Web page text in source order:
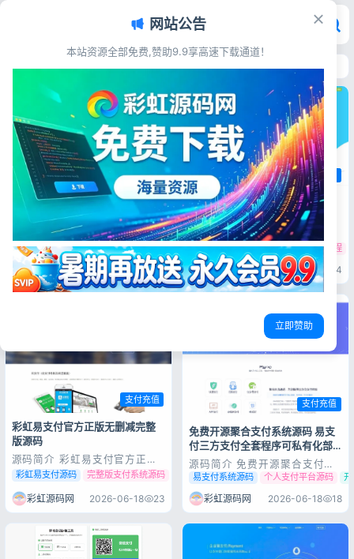
首页>源码资源>支付充值
支付充值
彩虹易支付登录页新模板 响应式
美化登录注册界面源码
源码简介 全新彩虹易支付登录
页美化新模板，支持登录、注
册、密码找回全套界面，全端响
应式适配，兼容主流易支付程
序，源码完整可用，上手简单，
一键替换即可部署使用。 源码
展示 源码下载 [font
color="#0000ff"]✅夸克网盘
响应式支付登录模板 易支付UI模板 彩虹易支付前端美化
彩虹源码网 2026-06-19 34
支付充值
个人免签码支付系统源码 免签支
付微信收款平台附带搭建教程
源码简介 本系统适合小交易，
不适合大交易场景，大交易场景
的话建议走官方，适合给一些小
商户的个人系统使用。 开发系
统使用语言技术:PHP 原理:基于
安卓客户端微信，支付宝的支付
成功消息通知，回调服务器，为
了保障服务的可持续性性，建议
微信免签收款源码 免签支付搭建教程
彩虹源码网 2026-06-18 24
支付充值
彩虹易支付官方正版无删减完整
版源码
源码简介 彩虹易支付官方正版
无删减完整版源码，源码无加密
无阉割、功能齐全、稳定好用，
源码完整可用，上手简单，适合
搭建个人聚合支付收款平台。访
问域名进行安装操作，伪静态规
则Nginx.txt 源码展示 源码下
载 [font color="#0...
彩虹易支付源码 完整版支付系统源码 无删减支付源码
彩虹源码网 2026-06-18 23
支付充值
免费开源聚合支付系统源码 易支
付三方支付全套程序可私有化部
署
源码简介 免费开源聚合支付、
易支付、三方支付全套系统源
码，支持多通道对接，源码完整
可用，上手简单，无加密限制支
持二次开发，附部署教程适合站
示 源码下载 [font
color="#0000ff"]✅夸克网盘
(需下...
易支付系统源码 个人支付平台源码
彩虹源码网 2026-06-18 18
网站公告
本站资源全部免费,赞助9.9享高速下载通道！
立即赞助